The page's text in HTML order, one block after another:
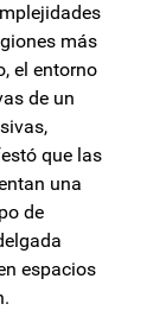
más
el entorno
de un
que las
una
de
espacios